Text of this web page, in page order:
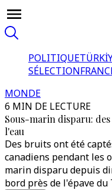
POLITIQUE
SÉLECTION
MONDE
6 MIN DE LECTURE
Sous-marin disparu:
l'eau
Des bruits ont été
canadiens pendant les
marin disparu depuis
bord près de l'épave